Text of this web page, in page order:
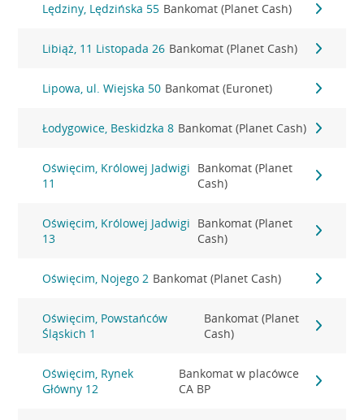
Lędziny, Lędzińska 55 Bankomat (Planet Cash)
Libiąż, 11 Listopada 26 Bankomat (Planet Cash)
Lipowa, ul. Wiejska 50 Bankomat (Euronet)
Łodygowice, Beskidzka 8 Bankomat (Planet Cash)
Oświęcim, Królowej Jadwigi
11
Bankomat (Planet
Cash)
Oświęcim, Królowej Jadwigi
13
Bankomat (Planet
Cash)
Oświęcim, Nojego 2 Bankomat (Planet Cash)
Oświęcim, Powstańców
Śląskich 1
Bankomat (Planet
Cash)
Oświęcim, Rynek
Główny 12
Bankomat w placówce
CA BP